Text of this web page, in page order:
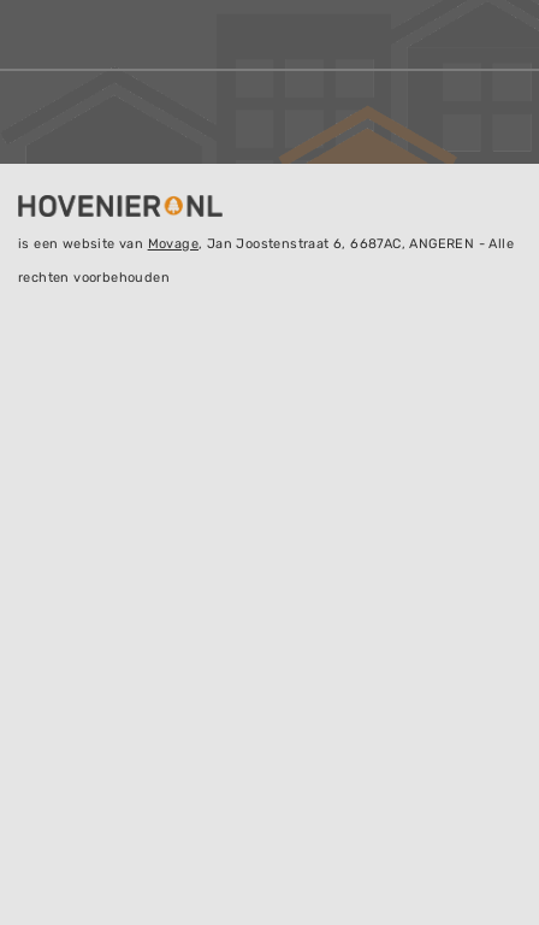
is een website van Movage, Jan Joostenstraat 6, 6687AC, ANGEREN - Alle
rechten voorbehouden